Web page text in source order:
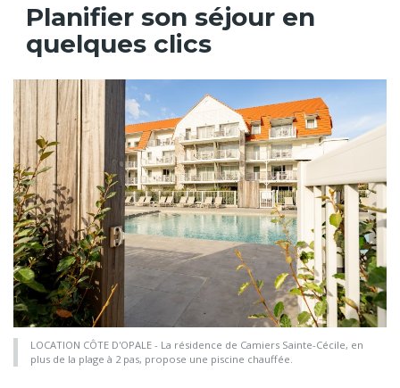
Planifier son séjour en
quelques clics
LOCATION CÔTE D'OPALE - La résidence de Camiers Sainte-Cécile, en
plus de la plage à 2 pas, propose une piscine chauffée.